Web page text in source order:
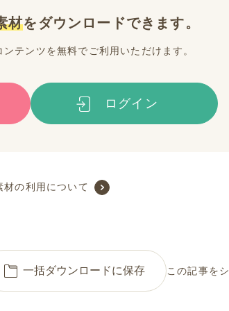
材をダウンロードできます。
テンツを無料でご利用いただけます。
ログイン
材の利用について
一括ダウンロードに保存 この記事を